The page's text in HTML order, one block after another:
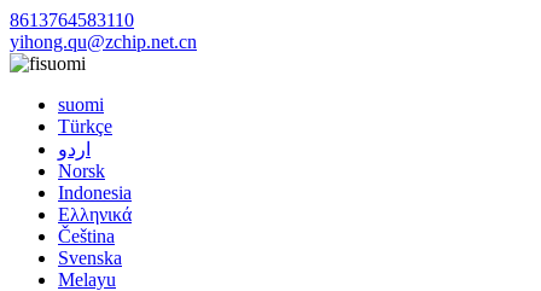
8613764583110
yihong.qu@zchip.net.cn
suomi
suomi
Türkçe
اردو
Norsk
Indonesia
Ελληνικά
Čeština
Svenska
Melayu